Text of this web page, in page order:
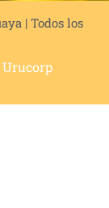
| Todos los
Urucorp